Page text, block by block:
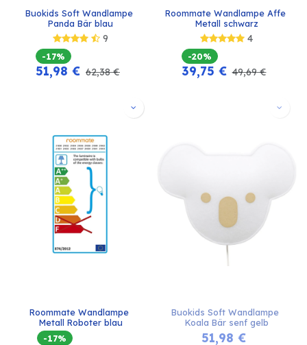
Buokids Soft Wandlampe
Panda Bär blau
9
-17%
51,98 € 62,38€
Roommate Wandlampe Affe
Metall schwarz
4
-20%
39,75 € 49,69€
Roommate Wandlampe
Metall Roboter blau
-17%
Buokids Soft Wandlampe
Koala Bär senf gelb
51,98 €